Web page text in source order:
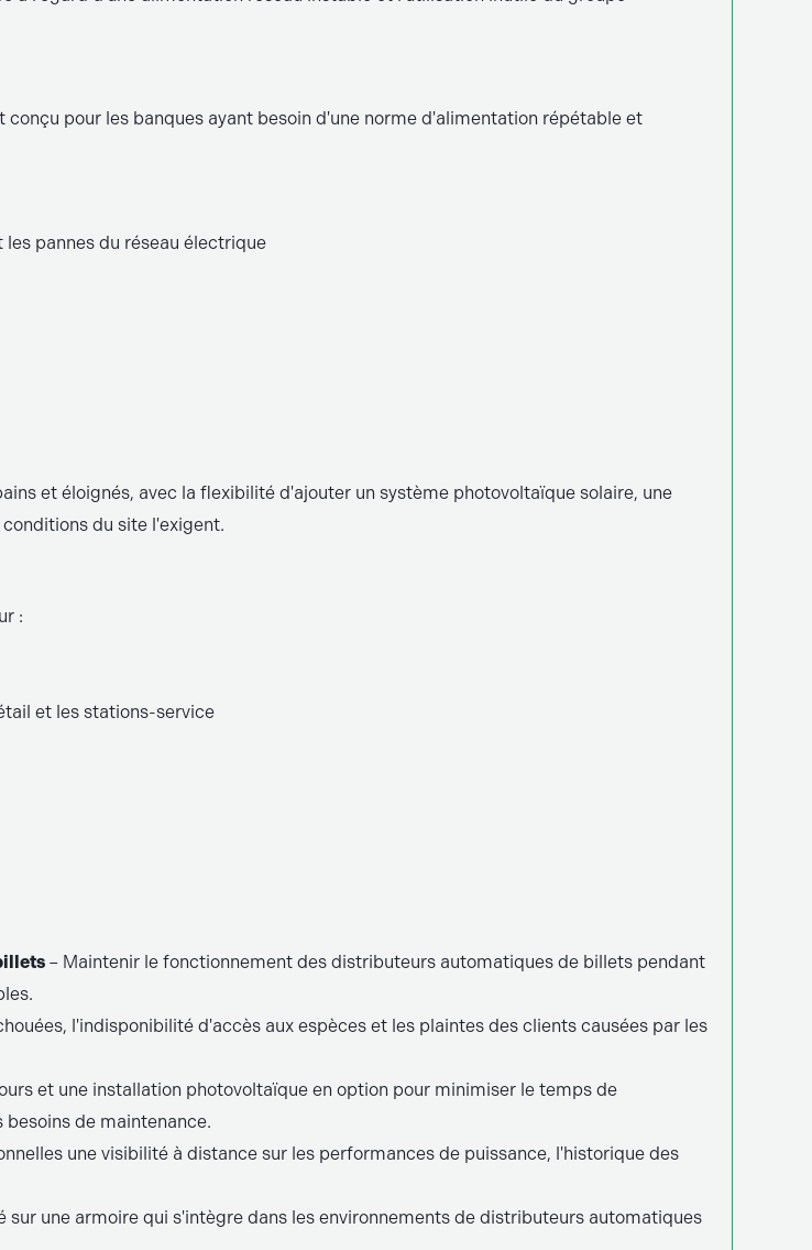
pour les banques ayant besoin d'une norme d'alimentation répétable et
pannes du réseau électrique
et éloignés, avec la flexibilité d'ajouter un système photovoltaïque solaire, une
du site l'exigent.
:
et les stations-service
– Maintenir le fonctionnement des distributeurs automatiques de billets pendant
l'indisponibilité d'accès aux espèces et les plaintes des clients causées par les
et une installation photovoltaïque en option pour minimiser le temps de
de maintenance.
une visibilité à distance sur les performances de puissance, l'historique des
sur une armoire qui s'intègre dans les environnements de distributeurs automatiques